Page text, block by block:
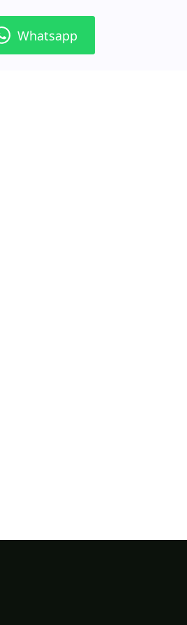
Whatsapp